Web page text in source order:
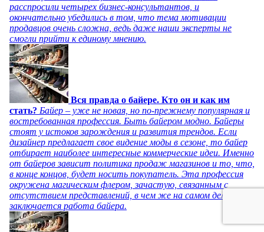
расспросили четырех бизнес-консультантов, и
окончательно убедились в том, что тема мотивации
продавцов очень сложна, ведь даже наши эксперты не
смогли прийти к единому мнению.
Вся правда о байере. Кто он и как им
стать? Байер – уже не новая, но по-прежнему популярная и
востребованная профессия. Быть байером модно. Байеры
стоят у истоков зарождения и развития трендов. Если
дизайнер предлагает свое видение моды в сезоне, то байер
отбирает наиболее интересные коммерческие идеи. Именно
от байеров зависит политика продаж магазинов и то, что,
в конце концов, будет носить покупатель. Эта профессия
окружена магическим флером, зачастую, связанным с
отсутствием представлений, в чем же на самом деле
заключается работа байера.